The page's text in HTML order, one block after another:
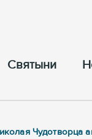
Cвятыни
Чудотворца